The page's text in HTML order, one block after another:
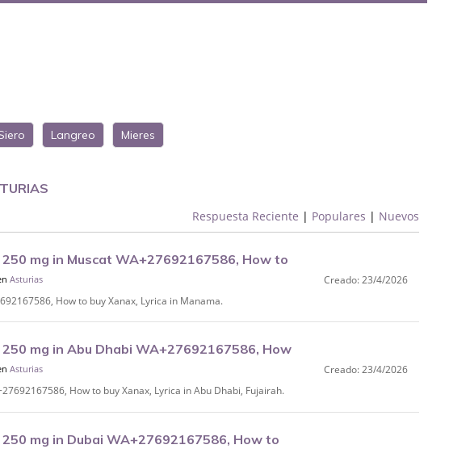
Langreo Mieres
Respuesta Reciente | Populares | Nuevos
mg in Muscat WA+27692167586, How to
Asturias
Creado: 23/4/2026
How to buy Xanax, Lyrica in Manama.
mg in Abu Dhabi WA+27692167586, How
Fujairah.
Asturias
Creado: 23/4/2026
How to buy Xanax, Lyrica in Abu Dhabi, Fujairah.
mg in Dubai WA+27692167586, How to